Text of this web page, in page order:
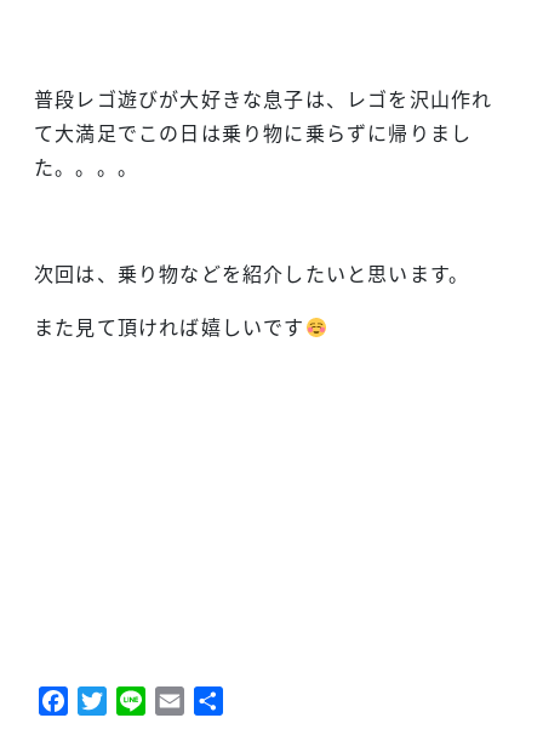
普段レゴ遊びが大好きな息子は、レゴを沢山作れ
て大満足でこの日は乗り物に乗らずに帰りまし
た。。。。
次回は、乗り物などを紹介したいと思います。
また見て頂ければ嬉しいです
Facebook
Twitter
Line Email